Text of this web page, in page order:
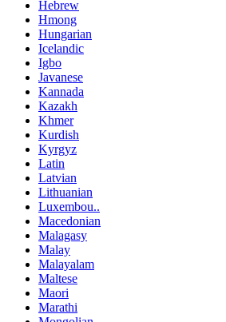
Hebrew
Hmong
Hungarian
Icelandic
Igbo
Javanese
Kannada
Kazakh
Khmer
Kurdish
Kyrgyz
Latin
Latvian
Lithuanian
Luxembou..
Macedonian
Malagasy
Malay
Malayalam
Maltese
Maori
Marathi